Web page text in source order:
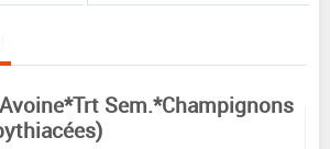
Avoine*Trt Sem.*Champignons